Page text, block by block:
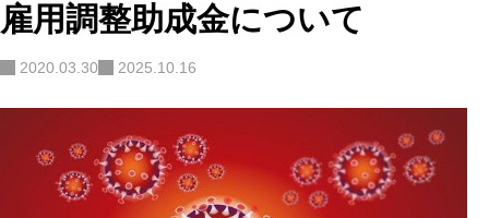
雇用調整助成金について
2020.03.30 2025.10.16